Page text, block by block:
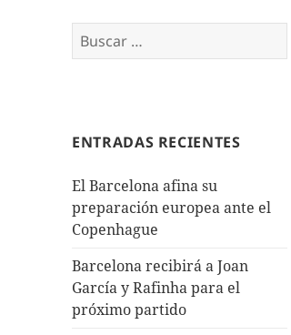
Buscar:
ENTRADAS RECIENTES
El Barcelona afina su
preparación europea ante el
Copenhague
Barcelona recibirá a Joan
García y Rafinha para el
próximo partido